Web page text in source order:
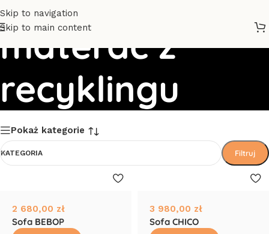
Skip to navigation
Skip to main content
materac z
recyklingu
Pokaż kategorie
KATEGORIA Filtruj
2 680,00 zł
Sofa BEBOP
3 980,00 zł
Sofa CHICO